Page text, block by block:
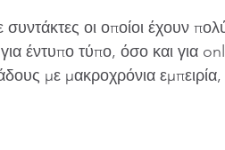
οι οποίοι έχουν
τύπο, όσο και για
με μακροχρόνια εμπειρία,